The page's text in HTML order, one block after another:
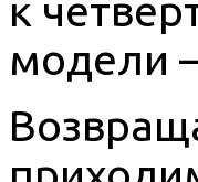
к
модели